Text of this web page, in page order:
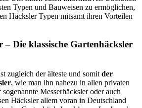
Typen und Bauweisen zu ermöglichen,
Häcksler Typen mitsamt ihren Vorteilen
– Die klassische Gartenhäcksler
zugleich der älteste und somit der
, wie man ihn nahezu in allen privaten
Messerhäcksler oder auch
Häcksler allem voran in Deutschland